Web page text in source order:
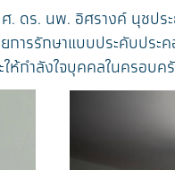
ดร. นพ. อิศรางค์ นุชป
ารรักษาแบบประคับป
ำลังใจบุคคลในครอบค